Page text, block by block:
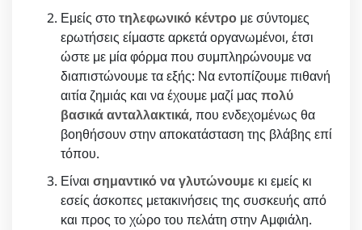
Εμείς στοτηλεφωνικό κέντρο με σύντομες
ερωτήσεις είμαστε αρκετά οργανωμένοι, έτσι
ώστε με μία φόρμα που συμπληρώνουμε να
διαπιστώνουμε τα εξής: Να εντοπίζουμε πιθανή
αιτία ζημιάς και να έχουμε μαζί μας πολύ
βασικά ανταλλακτικά, που ενδεχομένως θα
βοηθήσουν στην αποκατάσταση της βλάβης επί
τόπου.
Είναι σημαντικό να γλυτώνουμε κι εμείς κι
εσείς άσκοπες μετακινήσεις της συσκευής από
και προς το χώρο του πελάτη στην Αμφιάλη.